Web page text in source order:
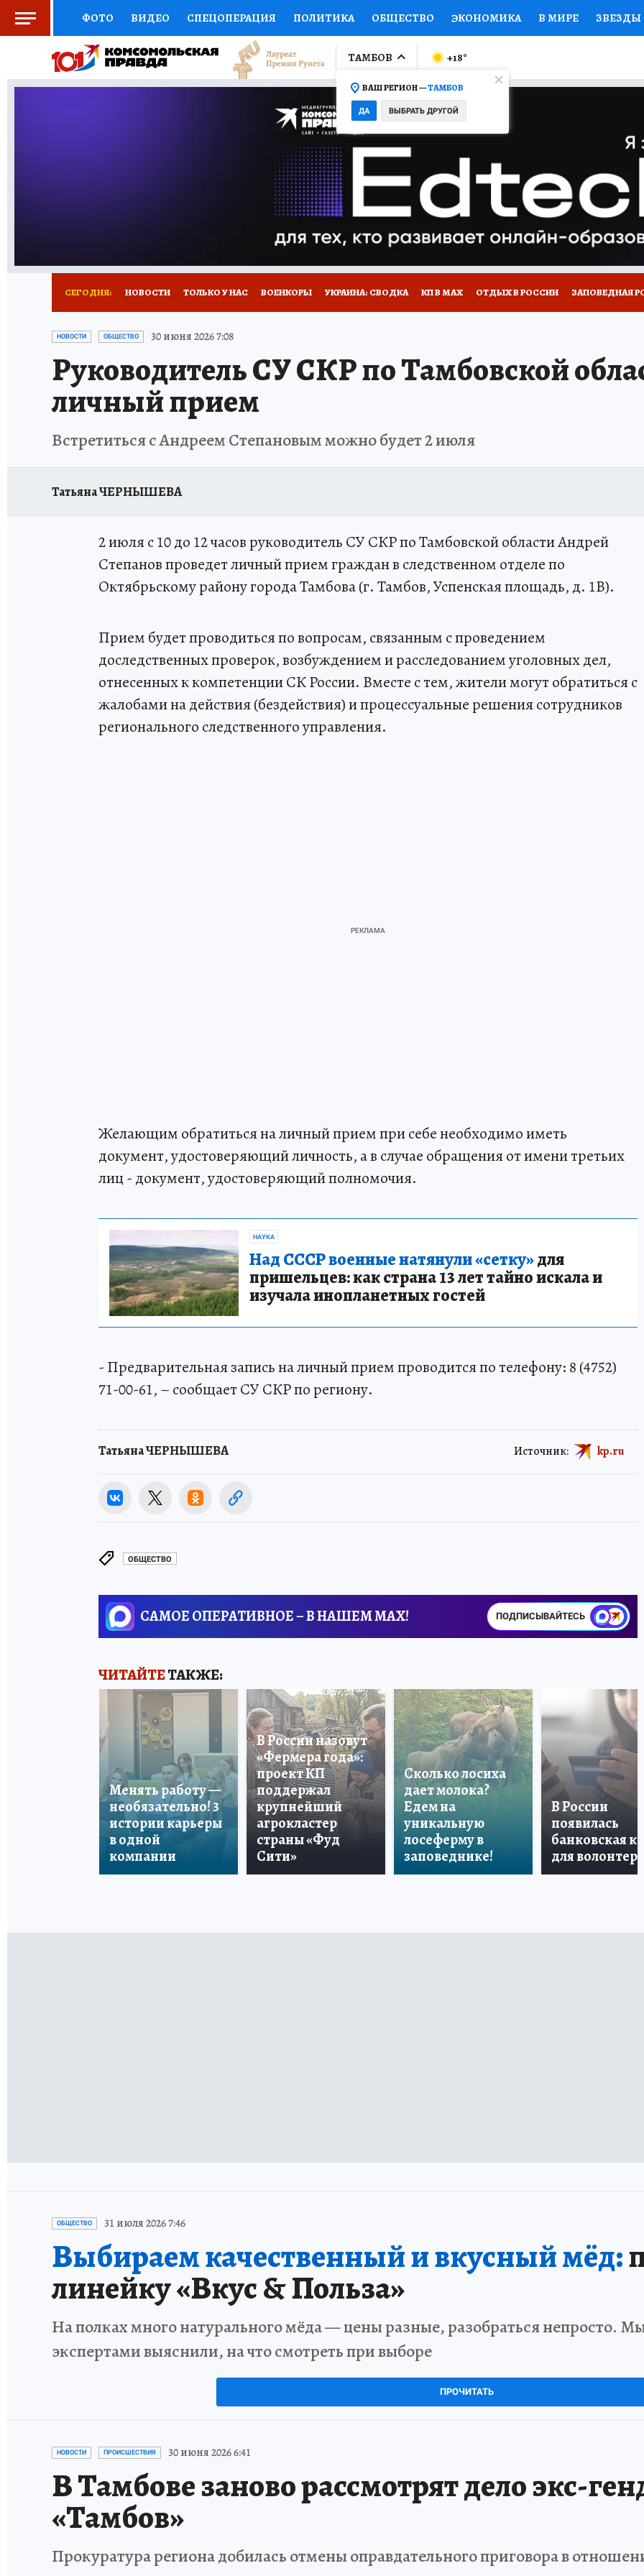
ФОТО ВИДЕО СПЕЦОПЕРАЦИЯ ПОЛИТИКА ОБЩЕСТВО ЭКОНОМИКА В МИРЕ ЗВЕЗДЫ
СОЦПОДДЕРЖКА НАУКА СПОРТ КОЛУМНИСТЫ ПРОИСШЕСТВИЯ НАЦИОНАЛЬНЫЕ
ВЫБОР ЭКСПЕРТОВ ДОКТОР ФИНАНСЫ ОТКРЫВАЕМ МИР Я ЗНАЮ СЕМЬЯ ЖЕНСКИЕ
ПРОГНОЗЫ НА СПОРТ ПРОМОКОДЫ СЕРИАЛЫ
ТЕЛЕВИЗОР КОЛЛЕКЦИИ КОНКУРСЫ
НОВОЕ НА САЙТЕ РЕКЛАМА
ТАМБОВ
ВАШ РЕГИОН —ТАМБОВ
ДА ВЫБРАТЬ ДРУГОЙ
+18°
СЕГОДНЯ: НОВОСТИ ТОЛЬКО У НАС ВОЕНКОРЫ УКРАИНА: СВОДКА КП В МАХ ОТДЫХ В РОССИИ ЗАПОВЕДНАЯ
ИСПЫТАНО НА СЕБЕ
НОВОСТИ ОБЩЕСТВО 30 июня 2026 7:08
Руководитель СУ СКР по Тамбовской
личный прием
Встретиться с Андреем Степановым можно будет 2 июля
Татьяна ЧЕРНЫШЕВА
2 июля с 10 до 12 часов руководитель СУ СКР по Тамбовской области Андрей
Степанов проведет личный прием граждан в следственном отделе по
Октябрьскому району города Тамбова (г. Тамбов, Успенская площадь, д. 1В).
Прием будет проводиться по вопросам, связанным с проведением
доследственных проверок, возбуждением и расследованием уголовных дел,
отнесенных к компетенции СК России. Вместе с тем, жители могут обратиться с
жалобами на действия (бездействия) и процессуальные решения сотрудников
регионального следственного управления.
Желающим обратиться на личный прием при себе необходимо иметь
документ, удостоверяющий личность, а в случае обращения от имени третьих
лиц - документ, удостоверяющий полномочия.
НАУКА
Над СССР военные натянули «сетку»для
пришельцев: как страна 13 лет тайно искала и
изучала инопланетных гостей
- Предварительная запись на личный прием проводится по телефону: 8 (4752)
71-00-61, – сообщает СУ СКР по региону.
Татьяна ЧЕРНЫШЕВА Источник: kp.ru
ОБЩЕСТВО
САМОЕ ОПЕРАТИВНОЕ – В НАШЕМ MAX! ПОДПИСЫВАЙТЕСЬ
ЧИТАЙТЕТАКЖЕ:
Менять работу —
необязательно! 3
истории карьеры
в одной
компании
В России назовут
«Фермера года»:
проект КП
поддержал
крупнейший
агрокластер
страны «Фуд
Сити»
Сколько лосиха
дает молока?
Едем на
уникальную
лосеферму в
заповеднике!
В России
появилась
банковская
для волонтеров
ОБЩЕСТВО 31 июля 2026 7:46
Выбираем качественный и вкусный мёд:
линейку «Вкус & Польза»
На полках много натурального мёда — цены разные, разобраться непросто.
экспертами выяснили, на что смотреть при выборе
ПРОЧИТАТЬ
НОВОСТИ ПРОИСШЕСТВИЯ 30 июня 2026 6:41
В Тамбове заново рассмотрят дело экс-
«Тамбов»
Прокуратура региона добилась отмены оправдательного приговора в